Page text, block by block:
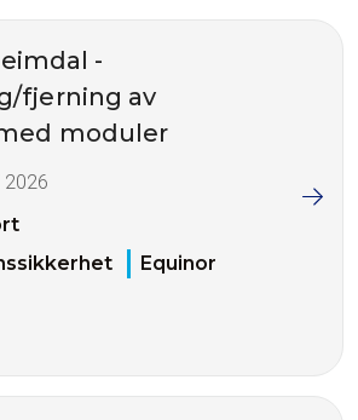
-
fjerning av
moduler
2026
Equinor